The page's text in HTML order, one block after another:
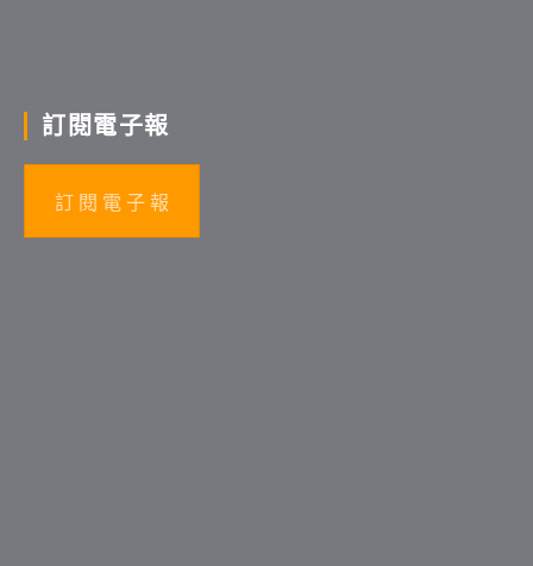
訂閱電子報
訂 閱 電 子 報